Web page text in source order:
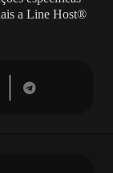
a Line Host®